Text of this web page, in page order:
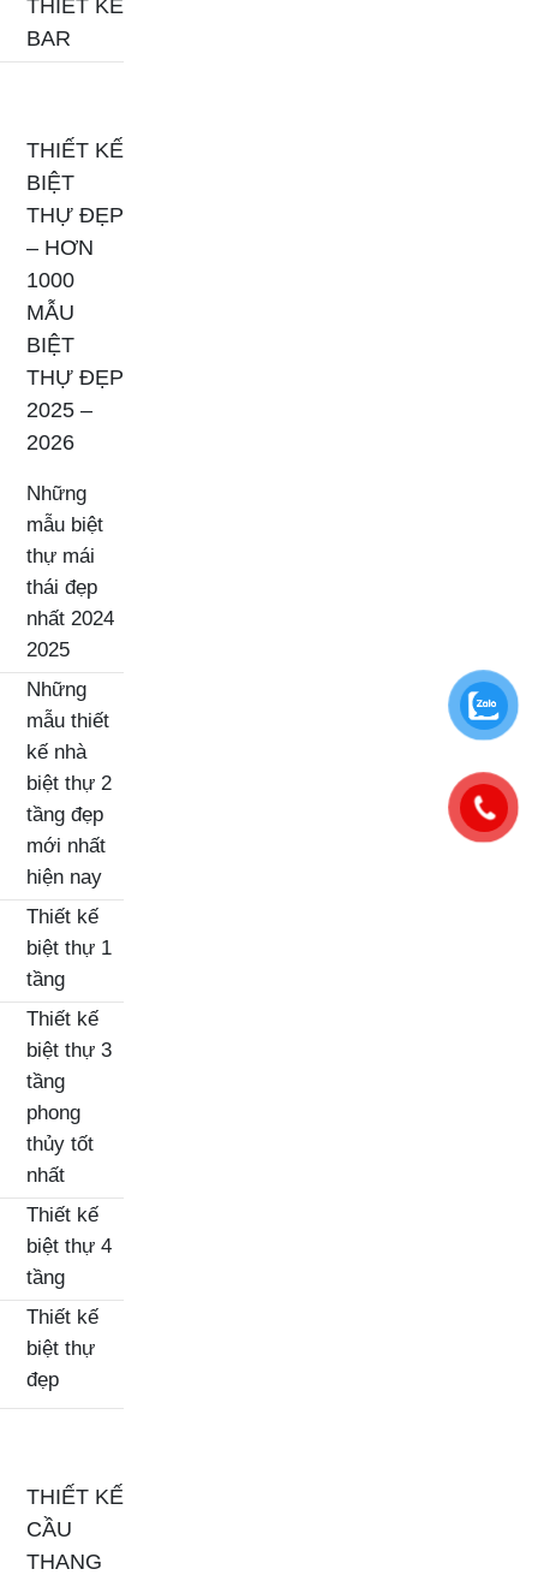
THIẾT KẾ
BAR
THIẾT KẾ
BIỆT
THỰ ĐẸP
– HƠN
1000
MẪU
BIỆT
THỰ ĐẸP
2025 –
2026
Những
mẫu biệt
thự mái
thái đẹp
nhất 2024
2025
Những
mẫu thiết
kế nhà
biệt thự 2
tầng đẹp
mới nhất
hiện nay
Thiết kế
biệt thự 1
tầng
Thiết kế
biệt thự 3
tầng
phong
thủy tốt
nhất
Thiết kế
biệt thự 4
tầng
Thiết kế
biệt thự
đẹp
THIẾT KẾ
CẦU
THANG